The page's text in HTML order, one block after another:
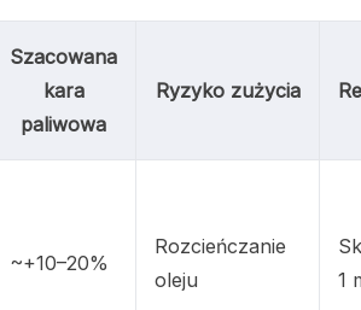
Szacowana
kara
paliwowa
Ryzyko zużycia
~+10–20%
Rozcieńczanie
oleju
1